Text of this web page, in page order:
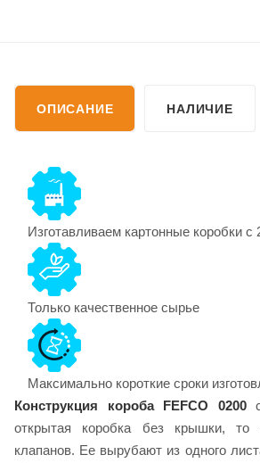
ОПИСАНИЕ НАЛИЧИЕ
Изготавливаем картонные коробки с
Только качественное сырье
Максимально короткие сроки
Конструкция короба FEFCO 0200
открытая коробка без крышки, то
клапанов. Ее вырубают из одного